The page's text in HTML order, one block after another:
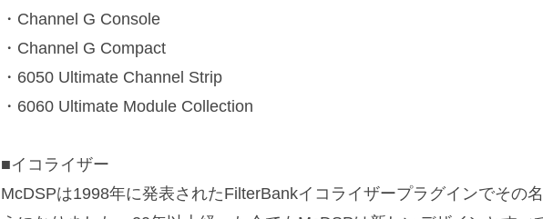
・Channel G Console
・Channel G Compact
・6050 Ultimate Channel Strip
・6060 Ultimate Module Collection
■イコライザー
McDSPは1998年に発表されたFilterBankイコライザープラグインでその